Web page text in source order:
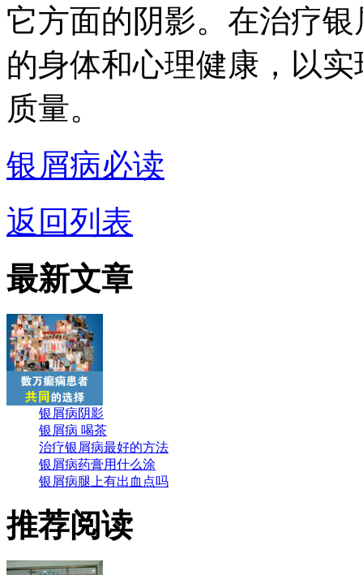
它方面的阴影。在治疗
的身体和心理健康，以
质量。
银屑病必读
返回列表
最新文章
银屑病阴影
银屑病 喝茶
治疗银屑病最好的方法
银屑病药膏用什么涂
银屑病腿上有出血点吗
推荐阅读